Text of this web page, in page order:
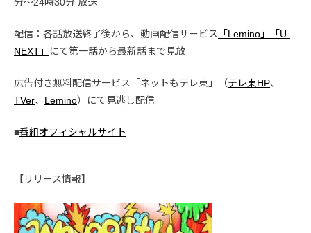
配信：各話放送終了後から、動画配信サービス 「Lemino」
「U-
NEXT」
にて第一話から最新話まで見放
広告付き無料配信サービス「ネットもテレ東」（テレ東HP、
TVer、 Lemino）にて見逃し配信
■番組オフィシャルサイト
【リリース情報】